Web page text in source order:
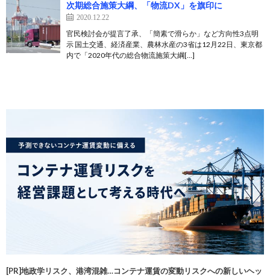
次期総合施策大綱、「物流DX」を旗印に
2020.12.22
官民検討会が提言了承、「簡素で滑らか」など方向性3点明
示 国土交通、経済産業、農林水産の3省は12月22日、東京都
内で「2020年代の総合物流施策大綱[…]
[PR]地政学リスク、港湾混雑…コンテナ運賃の変動リスクへの新しいヘッ